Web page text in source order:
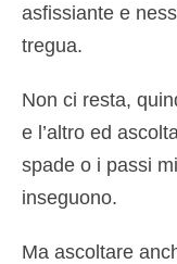
asfissiante e
tregua.
Non ci resta,
e l’altro ed
spade o i passi
inseguono.
Ma ascoltare